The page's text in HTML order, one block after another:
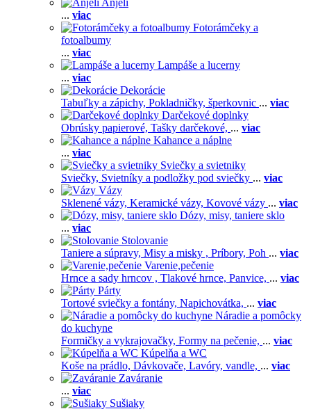
Anjeli
... viac
Fotorámčeky a
fotoalbumy
... viac
Lampáše a lucerny
... viac
Dekorácie
Tabuľky a zápichy, Pokladničky, šperkovnic ... viac
Darčekové doplnky
Obrúsky papierové, Tašky darčekové, ... viac
Kahance a náplne
... viac
Sviečky a svietniky
Sviečky, Svietníky a podložky pod sviečky ... viac
Vázy
Sklenené vázy, Keramické vázy, Kovové vázy ... viac
Dózy, misy, taniere sklo
... viac
Stolovanie
Taniere a súpravy, Misy a misky , Príbory, Poh ... viac
Varenie,pečenie
Hrnce a sady hrncov , Tlakové hrnce, Panvice, ... viac
Párty
Tortové sviečky a fontány, Napichovátka, ... viac
Náradie a pomôcky
do kuchyne
Formičky a vykrajovačky, Formy na pečenie, ... viac
Kúpelňa a WC
Koše na prádlo, Dávkovače, Lavóry, vandle, ... viac
Zaváranie
... viac
Sušiaky